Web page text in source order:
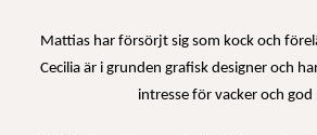
Mattias har försörjt sig som kock och
Cecilia är i grunden grafisk designer och
intresse för vacker och god